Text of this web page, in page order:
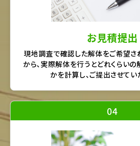
お見積提出
現地調査で確認した解体をご希望
から、実際解体を行うとどれくらい
かを計算し、ご提出させてい
04